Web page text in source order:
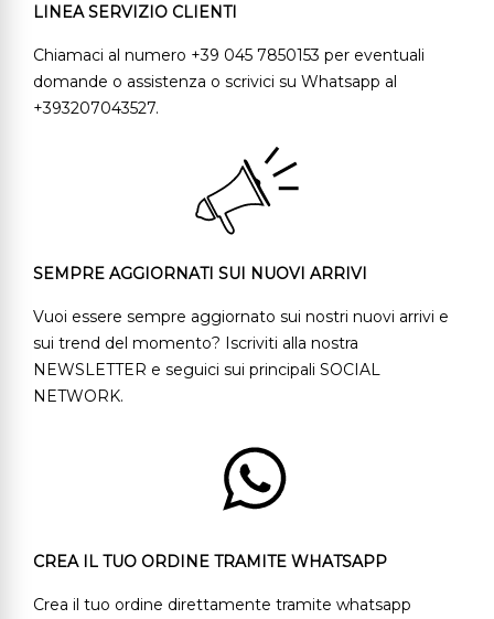
LINEA SERVIZIO CLIENTI
Chiamaci al numero +39 045 7850153 per eventuali
domande o assistenza o scrivici su Whatsapp al
+393207043527.
SEMPRE AGGIORNATI SUI NUOVI ARRIVI
Vuoi essere sempre aggiornato sui nostri nuovi arrivi e
sui trend del momento? Iscriviti alla nostra
NEWSLETTER e seguici sui principali SOCIAL
NETWORK.
CREA IL TUO ORDINE TRAMITE WHATSAPP
Crea il tuo ordine direttamente tramite whatsapp